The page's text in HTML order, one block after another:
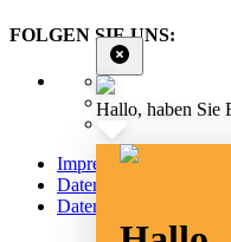
FOLGEN SIE UNS:
Impressum
Datenschutz
Datenschutz Social
Hallo, haben Sie